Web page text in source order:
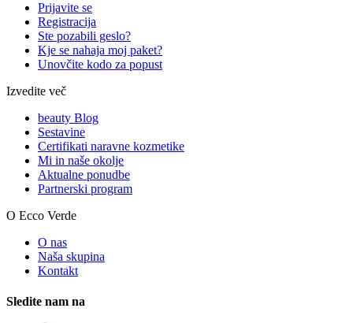
Prijavite se
Registracija
Ste pozabili geslo?
Kje se nahaja moj paket?
Unovčite kodo za popust
Izvedite več
beauty Blog
Sestavine
Certifikati naravne kozmetike
Mi in naše okolje
Aktualne ponudbe
Partnerski program
O Ecco Verde
O nas
Naša skupina
Kontakt
Sledite nam na